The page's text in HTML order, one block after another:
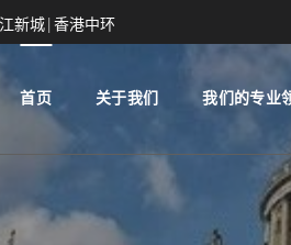
新城|香港中环
首页 关于我们 我们的专业